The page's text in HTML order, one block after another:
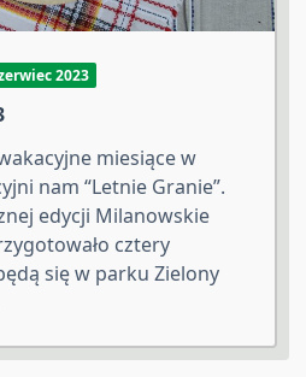
2023
miesiące w
nam “Letnie Granie”.
edycji Milanowskie
cztery
się w parku Zielony